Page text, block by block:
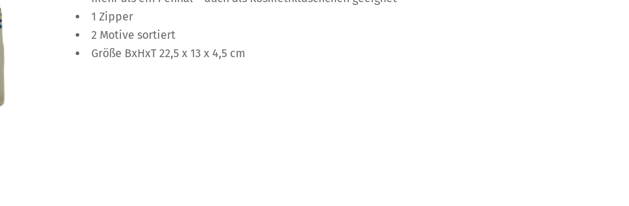
1 Zipper
2 Motive sortiert
Größe BxHxT 22,5 x 13 x 4,5 cm